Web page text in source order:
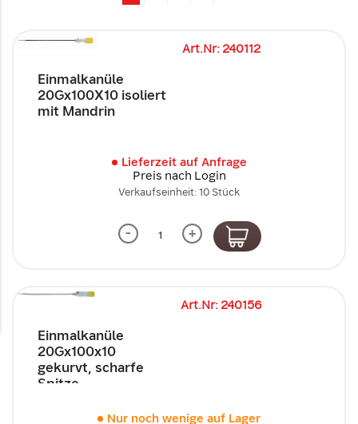
Art.Nr: 240112
Einmalkanüle
20Gx100X10 isoliert
mit Mandrin
Lieferzeit auf Anfrage
Preis nach Login
Verkaufseinheit: 10 Stück
- +
Art.Nr: 240156
Einmalkanüle
20Gx100x10
gekurvt, scharfe
Spitze
Nur noch wenige auf Lager